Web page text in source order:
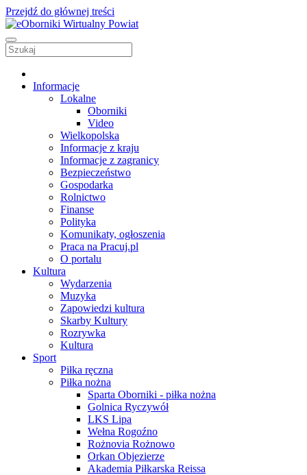
Przejdź do głównej treści
Informacje
Lokalne
Oborniki
Video
Wielkopolska
Informacje z kraju
Informacje z zagranicy
Bezpieczeństwo
Gospodarka
Rolnictwo
Finanse
Polityka
Komunikaty, ogłoszenia
Praca na Pracuj.pl
O portalu
Kultura
Wydarzenia
Muzyka
Zapowiedzi kultura
Skarby Kultury
Rozrywka
Kultura
Sport
Piłka ręczna
Piłka nożna
Sparta Oborniki - piłka nożna
Golnica Ryczywół
LKS Lipa
Wełna Rogoźno
Rożnovia Rożnowo
Orkan Objezierze
Akademia Piłkarska Reissa